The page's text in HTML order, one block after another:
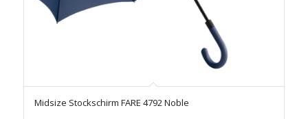
Midsize Stockschirm FARE 4792 Noble